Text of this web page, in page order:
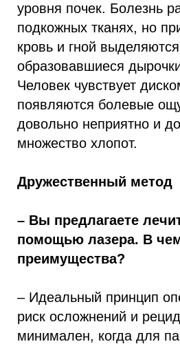
уровня почек. Болезнь
подкожных тканях, но
кровь и гной
образовавшиеся
Человек чувствует
появляются болевые
довольно неприятно и
множество хлопот.
Дружественный метод
– Вы предлагаете
помощью лазера. В
преимущества?
– Идеальный принцип
риск осложнений и
минимален, когда для